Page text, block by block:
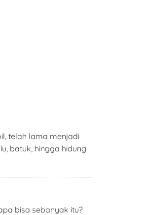
telah lama menjadi
batuk, hingga hidung
bisa sebanyak itu?